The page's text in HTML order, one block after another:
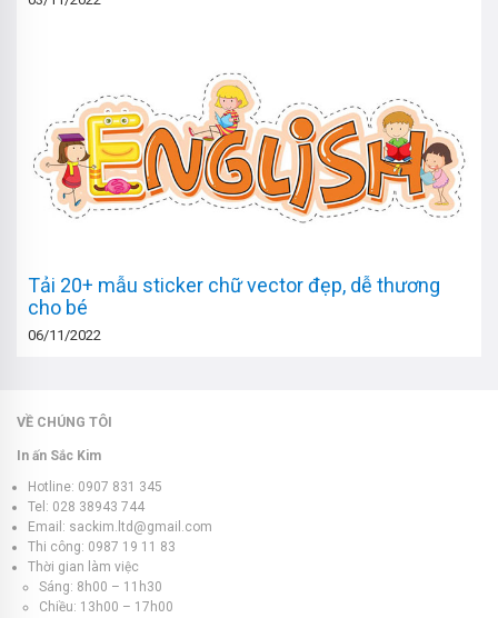
Tải 20+ mẫu sticker chữ vector đẹp, dễ thương
cho bé
06/11/2022
VỀ CHÚNG TÔI
In ấn Sắc Kim
Hotline: 0907 831 345
Tel: 028 38943 744
Email: sackim.ltd@gmail.com
Thi công: 0987 19 11 83
Thời gian làm việc
Sáng: 8h00 – 11h30
Chiều: 13h00 – 17h00